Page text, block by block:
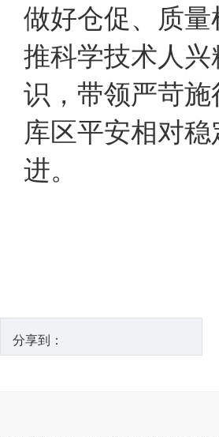
做好仓促、质
推科学技术人
识，带领严苛
库区平安相对
进。
分享到：